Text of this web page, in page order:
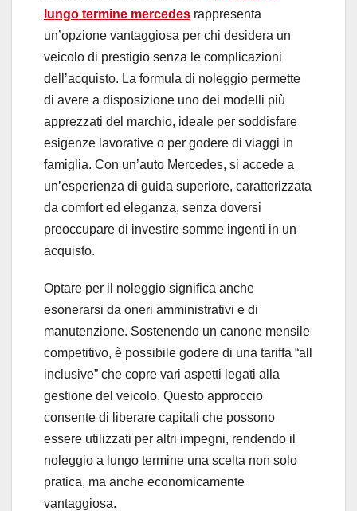
lungo termine mercedes rappresenta
un’opzione vantaggiosa per chi desidera un
veicolo di prestigio senza le complicazioni
dell’acquisto. La formula di noleggio permette
di avere a disposizione uno dei modelli più
apprezzati del marchio, ideale per soddisfare
esigenze lavorative o per godere di viaggi in
famiglia. Con un’auto Mercedes, si accede a
un’esperienza di guida superiore, caratterizzata
da comfort ed eleganza, senza doversi
preoccupare di investire somme ingenti in un
acquisto.
Optare per il noleggio significa anche
esonerarsi da oneri amministrativi e di
manutenzione. Sostenendo un canone mensile
competitivo, è possibile godere di una tariffa “all
inclusive” che copre vari aspetti legati alla
gestione del veicolo. Questo approccio
consente di liberare capitali che possono
essere utilizzati per altri impegni, rendendo il
noleggio a lungo termine una scelta non solo
pratica, ma anche economicamente
vantaggiosa.